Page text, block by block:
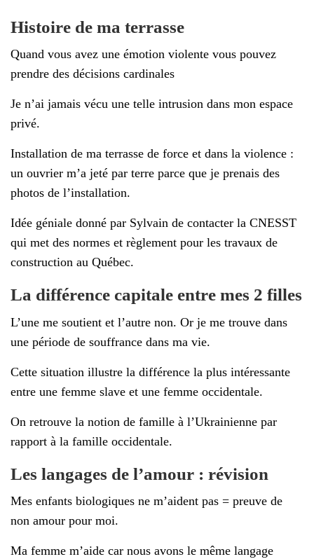
Histoire de ma terrasse
Quand vous avez une émotion violente vous pouvez
prendre des décisions cardinales
Je n’ai jamais vécu une telle intrusion dans mon espace
privé.
Installation de ma terrasse de force et dans la violence :
un ouvrier m’a jeté par terre parce que je prenais des
photos de l’installation.
Idée géniale donné par Sylvain de contacter la CNESST
qui met des normes et règlement pour les travaux de
construction au Québec.
La différence capitale entre mes 2 filles
L’une me soutient et l’autre non. Or je me trouve dans
une période de souffrance dans ma vie.
Cette situation illustre la différence la plus intéressante
entre une femme slave et une femme occidentale.
On retrouve la notion de famille à l’Ukrainienne par
rapport à la famille occidentale.
Les langages de l’amour : révision
Mes enfants biologiques ne m’aident pas = preuve de
non amour pour moi.
Ma femme m’aide car nous avons le même langage